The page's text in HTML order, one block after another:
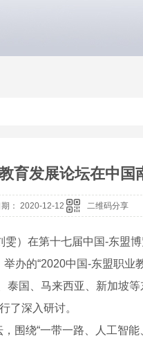
育发展论坛在中国
： 2020-12-12 二维码分享
）在第十七届中国-东盟
办的“2020中国-东盟职业
泰国、马来西亚、新加坡
了深入研讨。
围绕“一带一路、人工智